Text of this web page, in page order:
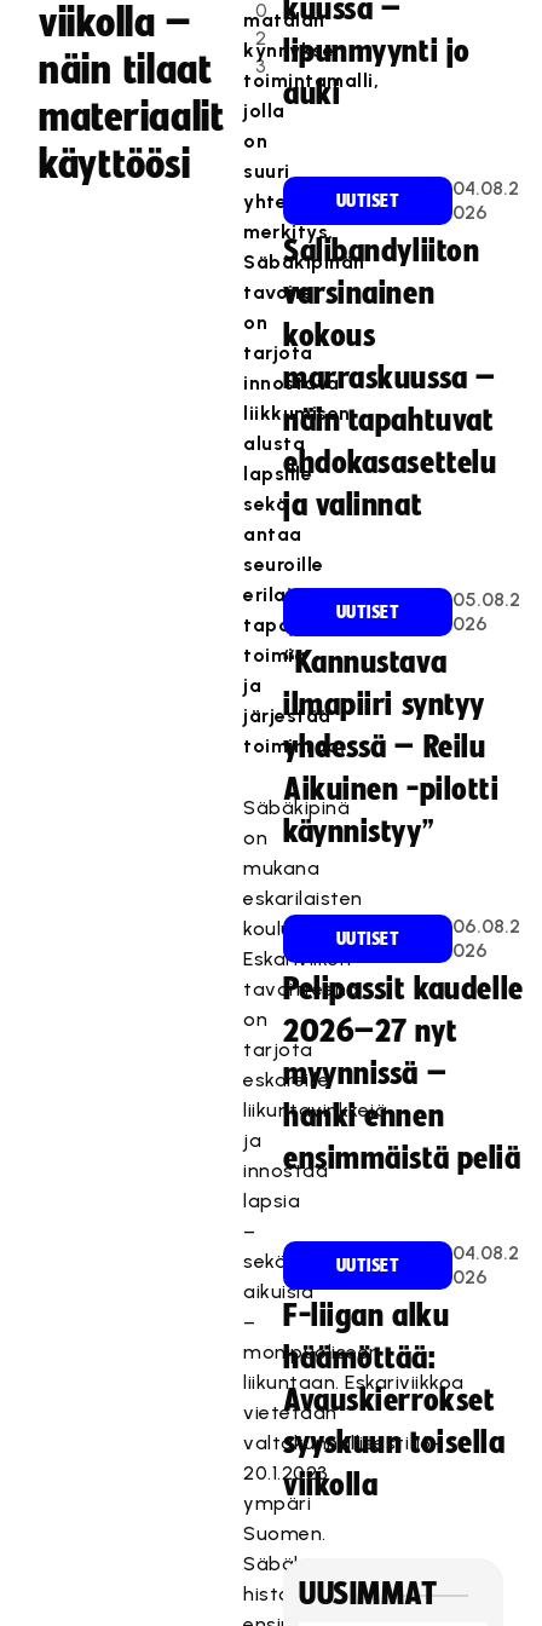
viikolla –
näin tilaat
materiaalit
käyttöösi
0
2
3
matalan
kynnyksen
toimintamalli,
jolla
on
suuri
yhteiskunnallinen
merkitys.
Säbäkipinän
tavoite
on
tarjota
innostava
liikkumisen
alusta
lapsille
sekä
antaa
seuroille
erilaisia
tapoja
toimia
ja
järjestää
toimintaa.
Säbäkipinä
on
mukana
eskarilaisten
koulupäivissä!
Eskariviikon
tavoitteena
on
tarjota
eskareille
liikuntavinkkejä
ja
innostaa
lapsia
–
sekä
aikuisia
–
monipuoliseen
liikuntaan. Eskariviikkoa
vietetään
valtakunnallisesti 16-
20.1.2023
ympäri
Suomen.
Säbäkipinän
historian
kuussa –
lipunmyynti jo
auki
UUTISET
04.08.2
026
Salibandyliiton
varsinainen
kokous
marraskuussa –
näin tapahtuvat
ehdokasasettelu
ja valinnat
UUTISET
05.08.2
026
“Kannustava
ilmapiiri syntyy
yhdessä – Reilu
Aikuinen -pilotti
käynnistyy”
UUTISET
06.08.2
026
Pelipassit kaudelle
2026–27 nyt
myynnissä –
hanki ennen
ensimmäistä peliä
UUTISET
04.08.2
026
F-liigan alku
häämöttää:
Avauskierrokset
syyskuun toisella
viikolla
UUSIMMAT